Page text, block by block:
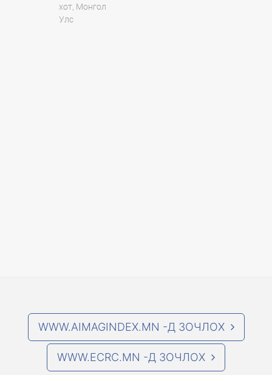
хот, Монгол
Улс
WWW.AIMAGINDEX.MN -Д ЗОЧЛОХ
WWW.ECRC.MN -Д ЗОЧЛОХ